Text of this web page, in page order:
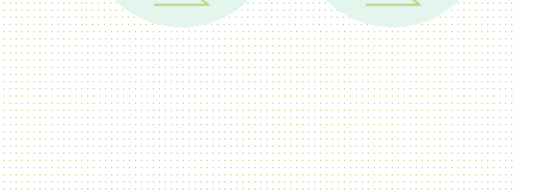
予防接種 健診・検診